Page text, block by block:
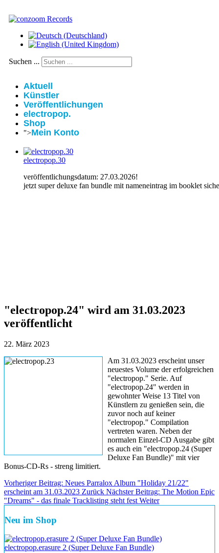
Suchen ...
Aktuell
Künstler
Veröffentlichungen
electropop.
Shop
">Mein Konto
electropop.30
veröffentlichungsdatum: 27.03.2026!
jetzt super deluxe fan bundle mit nameneintrag im booklet
"electropop.24" wird am 31.03.2023
veröffentlicht
22. März 2023
Am 31.03.2023 erscheint unser
neuestes Volume der erfolgreichen
"electropop." Serie. Auf
"electropop.24" werden in
gewohnter Weise 13 Titel von
Künstlern zu genießen sein, die
zuvor noch auf keiner
"electropop." Compilation
vertreten waren. Neben der
normalen Einzel-CD Ausgabe gibt
es auch ein "electropop.24 (Super
Deluxe Fan Bundle)" mit vier
Bonus-CD-Rs - streng limitiert.
Vorheriger Beitrag: Neues Parralox Album "Holiday 21/22"
erscheint am 31.03.2023 Zurück Nächster Beitrag: The Motion Epic
"Dreams" - das finale Tracklisting steht fest Weiter
Neu im Shop
electropop.erasure 2 (Super Deluxe Fan Bundle)